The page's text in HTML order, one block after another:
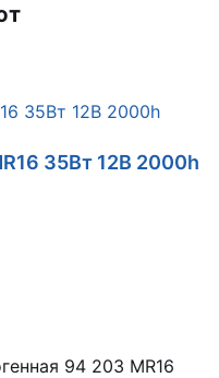
35Вт 12В 2000h
94 203 MR16